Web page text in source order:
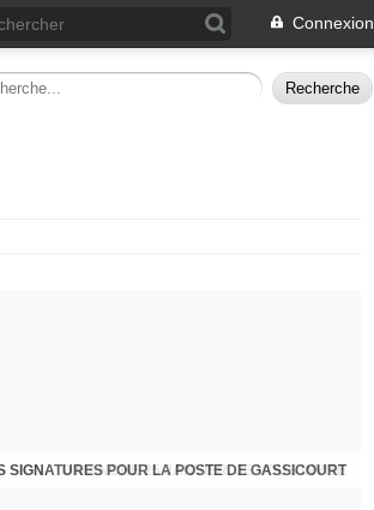
Connexion
DIMANCHE 25 JANVIER, JE VOUS INVITE